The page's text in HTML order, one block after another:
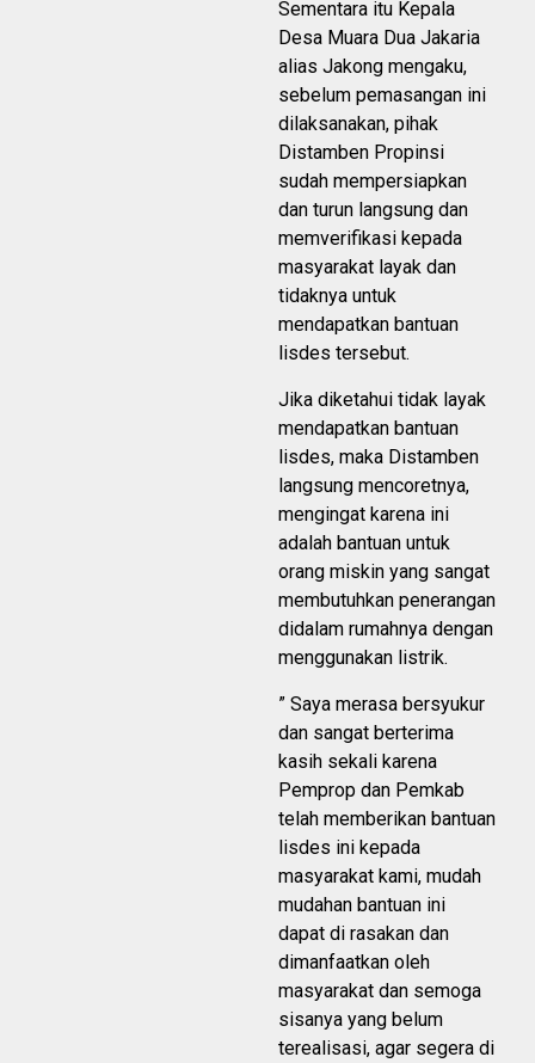
Sementara itu Kepala
Desa Muara Dua Jakaria
alias Jakong mengaku,
sebelum pemasangan ini
dilaksanakan, pihak
Distamben Propinsi
sudah mempersiapkan
dan turun langsung dan
memverifikasi kepada
masyarakat layak dan
tidaknya untuk
mendapatkan bantuan
lisdes tersebut.
Jika diketahui tidak layak
mendapatkan bantuan
lisdes, maka Distamben
langsung mencoretnya,
mengingat karena ini
adalah bantuan untuk
orang miskin yang sangat
membutuhkan penerangan
didalam rumahnya dengan
menggunakan listrik.
” Saya merasa bersyukur
dan sangat berterima
kasih sekali karena
Pemprop dan Pemkab
telah memberikan bantuan
lisdes ini kepada
masyarakat kami, mudah
mudahan bantuan ini
dapat di rasakan dan
dimanfaatkan oleh
masyarakat dan semoga
sisanya yang belum
terealisasi, agar segera di